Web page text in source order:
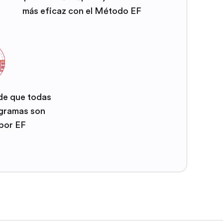
más eficaz con el Método EF
que todas
son
EF